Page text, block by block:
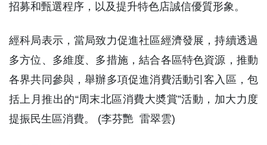
招募和甄選程序，以及提升特色店誠信優質形象。
經科局表示，當局致力促進社區經濟發展，持續透過
多方位、多維度、多措施，結合各區特色資源，推動
各界共同參與，舉辦多項促進消費活動引客入區，包
括上月推出的“周末北區消費大奬賞”活動，加大力度
提振民生區消費。 (李芬艷 雷翠雲)